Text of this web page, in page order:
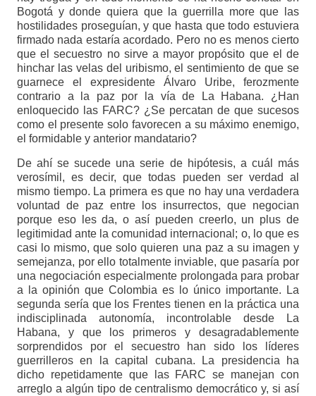
Bogotá y donde quiera que la guerrilla more que las
hostilidades proseguían, y que hasta que todo estuviera
firmado nada estaría acordado. Pero no es menos cierto
que el secuestro no sirve a mayor propósito que el de
hinchar las velas del uribismo, el sentimiento de que se
guarnece el expresidente Álvaro Uribe, ferozmente
contrario a la paz por la vía de La Habana. ¿Han
enloquecido las FARC? ¿Se percatan de que sucesos
como el presente solo favorecen a su máximo enemigo,
el formidable y anterior mandatario?
De ahí se sucede una serie de hipótesis, a cuál más
verosímil, es decir, que todas pueden ser verdad al
mismo tiempo. La primera es que no hay una verdadera
voluntad de paz entre los insurrectos, que negocian
porque eso les da, o así pueden creerlo, un plus de
legitimidad ante la comunidad internacional; o, lo que es
casi lo mismo, que solo quieren una paz a su imagen y
semejanza, por ello totalmente inviable, que pasaría por
una negociación especialmente prolongada para probar
a la opinión que Colombia es lo único importante. La
segunda sería que los Frentes tienen en la práctica una
indisciplinada autonomía, incontrolable desde La
Habana, y que los primeros y desagradablemente
sorprendidos por el secuestro han sido los líderes
guerrilleros en la capital cubana. La presidencia ha
dicho repetidamente que las FARC se manejan con
arreglo a algún tipo de centralismo democrático y, si así